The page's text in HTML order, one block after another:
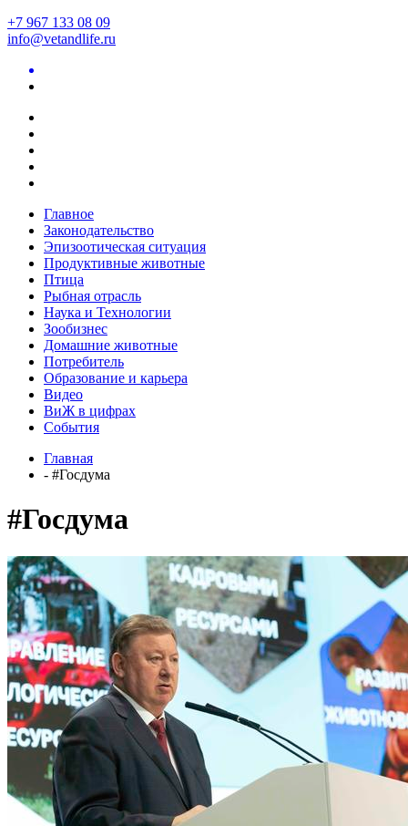
+7 967 133 08 09
info@vetandlife.ru
Главное
Законодательство
Эпизоотическая ситуация
Продуктивные животные
Птица
Рыбная отрасль
Наука и Технологии
Зообизнес
Домашние животные
Потребитель
Образование и карьера
Видео
ВиЖ в цифрах
События
Главная
- #Госдума
#Госдума